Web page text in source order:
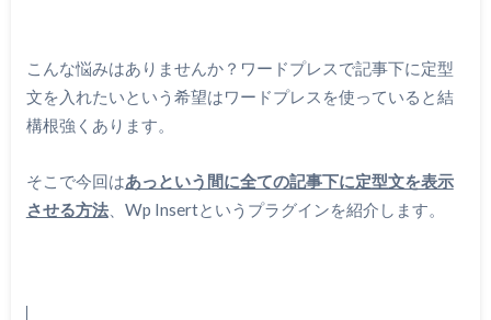
こんな悩みはありませんか？ワードプレスで記事下に定型
文を入れたいという希望はワードプレスを使っていると結
構根強くあります。
そこで今回はあっという間に全ての記事下に定型文を表示
させる方法、Wp Insertというプラグインを紹介します。